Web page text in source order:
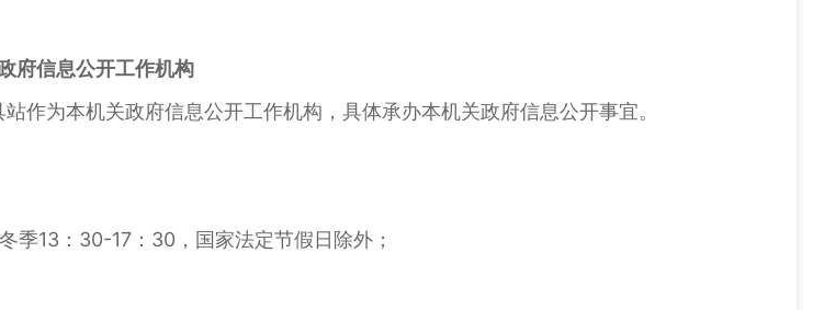
府信息公开工作机构
为本机关政府信息公开工作机构，具体承办本机关政府信息公开事宜。
13：30-17：30，国家法定节假日除外；